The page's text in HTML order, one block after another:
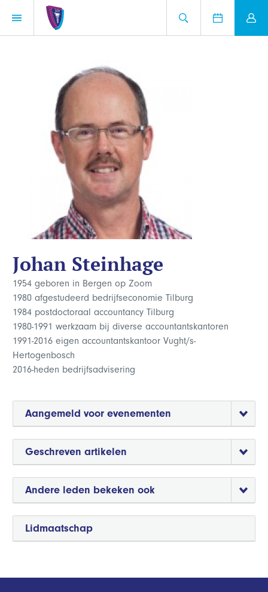
Lidmaatschap
Johan Steinhage
1954 geboren in Bergen op Zoom
1980 afgestudeerd bedrijfseconomie Tilburg
1984 postdoctoraal accountancy Tilburg
1980-1991 werkzaam bij diverse accountantskantoren
1991-2016 eigen accountantskantoor Vught/s-
Hertogenbosch
2016-heden bedrijfsadvisering
Aangemeld voor evenementen
Geschreven artikelen
Andere leden bekeken ook